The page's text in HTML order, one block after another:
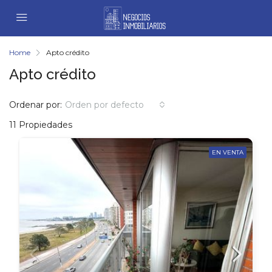
Home Apto crédito
Apto crédito
11 Propiedades
Ordenar por: Orden por defecto
EN VENTA